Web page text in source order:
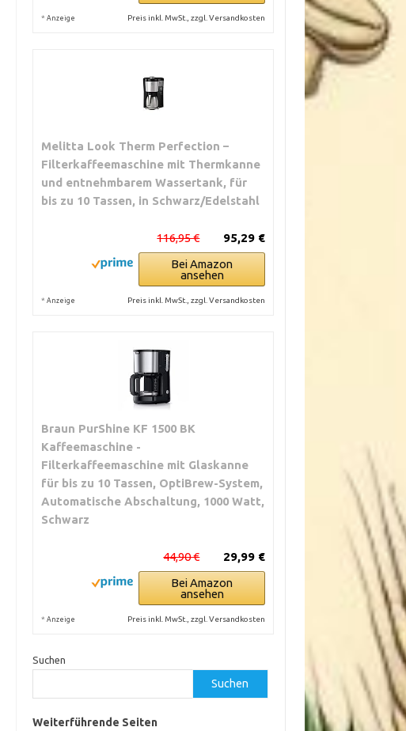
* Anzeige Preis inkl. MwSt., zzgl. Versandkosten
Melitta Look Therm Perfection –
Filterkaffeemaschine mit Thermkanne
und entnehmbarem Wassertank, für
bis zu 10 Tassen, in Schwarz/Edelstahl
95,29 €
116,95 €
Bei Amazon
ansehen
* Anzeige Preis inkl. MwSt., zzgl. Versandkosten
Braun PurShine KF 1500 BK
Kaffeemaschine -
Filterkaffeemaschine mit Glaskanne
für bis zu 10 Tassen, OptiBrew-System,
Automatische Abschaltung, 1000 Watt,
Schwarz
29,99 €
44,90 €
Bei Amazon
ansehen
* Anzeige Preis inkl. MwSt., zzgl. Versandkosten
Suchen
Suchen
Weiterführende Seiten